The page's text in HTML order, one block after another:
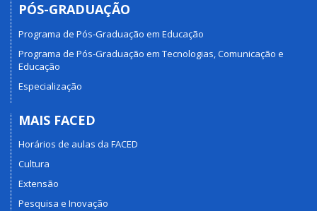
PÓS-GRADUAÇÃO
Programa de Pós-Graduação em Educação
Programa de Pós-Graduação em Tecnologias, Comunicação e
Educação
Especialização
MAIS FACED
Horários de aulas da FACED
Cultura
Extensão
Pesquisa e Inovação